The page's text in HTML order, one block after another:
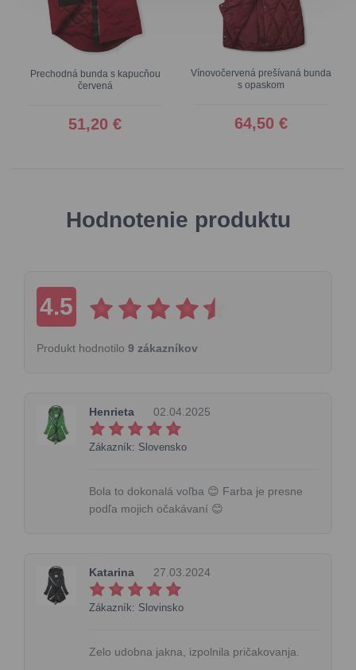
Prechodná bunda s kapucňou
červená
51,20 €
Vínovočervená prešívaná bunda
s opaskom
64,50 €
Hodnotenie produktu
4.5
Produkt hodnotilo 9 zákazníkov
Henrieta 02.04.2025
Zákazník: Slovensko
Bola to dokonalá voľba 😊 Farba je presne
podľa mojich očakávaní 😊
Katarina 27.03.2024
Zákazník: Slovinsko
Zelo udobna jakna, izpolnila pričakovanja.